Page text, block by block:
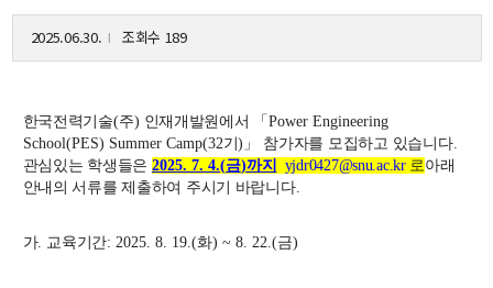
오시는 길
교수
전임교수
객원교수
명예교수 및 전직교수
연구실/연구소
2025.06.30. 조회수 189
한국전력기술(주) 인재개발원에서 「Power Engineering
School(PES) Summer Camp(32기) 」 참가자를 모집하고 있습니다.
관심있는 학생들은 2025. 7. 4.(금)까지 yjdr0427@snu.ac.kr로아래
안내의 서류를 제출하여 주시기 바랍니다.
가. 교육기간: 2025. 8. 19.(화) ~ 8. 22.(금)